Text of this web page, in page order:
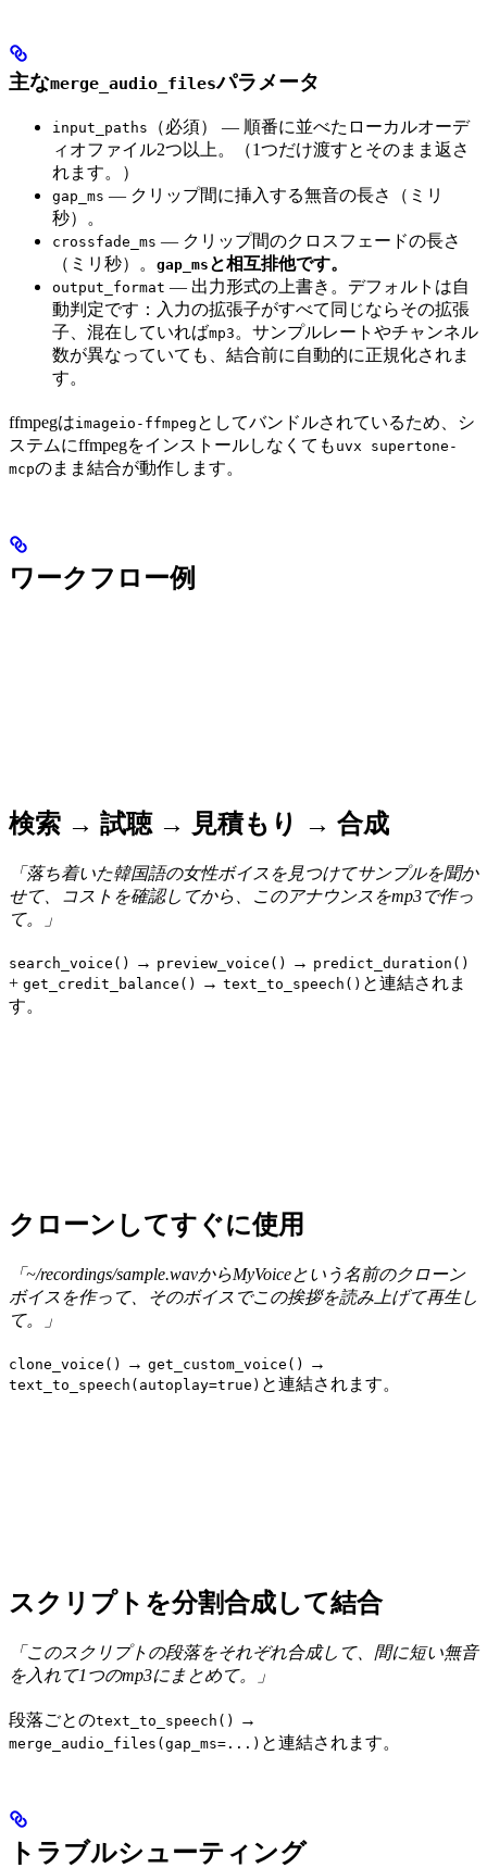
主なmerge_audio_filesパラメータ
input_paths
（必須） — 順番に並べたローカルオーデ
ィオファイル2つ以上。（1つだけ渡すとそのまま返さ
れます。）
gap_ms — クリップ間に挿入する無音の長さ（ミリ
秒）。
crossfade_ms — クリップ間のクロスフェードの長さ
（ミリ秒）。 gap_ms と相互排他です。
output_format — 出力形式の上書き。デフォルトは自
動判定です：入力の拡張子がすべて同じならその拡張
子、混在していればmp3。サンプルレートやチャンネル
数が異なっていても、結合前に自動的に正規化されま
す。
ffmpegはimageio-ffmpeg としてバンドルされているため、シ
ステムにffmpegをインストールしなくても uvx supertone-
mcpのまま結合が動作します。
ワークフロー例
検索 → 試聴 → 見積もり → 合成
「落ち着いた韓国語の女性ボイスを見つけてサンプルを聞か
せて、コストを確認してから、このアナウンスをmp3で作っ
て。」
search_voice() → preview_voice() → predict_duration()
+ get_credit_balance() → text_to_speech() と連結されま
す。
クローンしてすぐに使用
「~/recordings/sample.wavからMyVoiceという名前のクローン
ボイスを作って、そのボイスでこの挨拶を読み上げて再生し
て。」
clone_voice() → get_custom_voice() →
text_to_speech(autoplay=true) と連結されます。
スクリプトを分割合成して結合
「このスクリプトの段落をそれぞれ合成して、間に短い無音
を入れて1つのmp3にまとめて。」
段落ごとのtext_to_speech() →
merge_audio_files(gap_ms=...) と連結されます。
トラブルシューティング